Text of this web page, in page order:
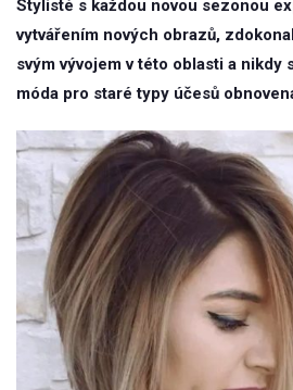
Stylisté s každou novou sezonou
vytvářením nových obrazů,
svým vývojem v této oblasti a nikdy
móda pro staré typy účesů